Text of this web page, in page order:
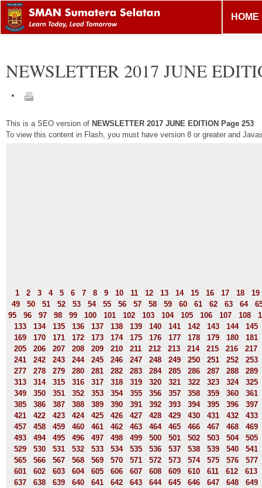
HOME
NEWSLETTER 2017 JUNE
This is a SEO version of NEWSLETTER 2017 JUNE EDITION Page 253
To view this content in Flash, you must have version 8 or greater and
1 2 3 4 5 6 7 8 9 10 11 12 13 14 15 16 17 18
19
49
50 51 52 53 54 55 56 57 58 59 60 61 62 63 64
95
96 97 98 99 100 101 102 103 104 105 106 107 108
133
134 135 136 137 138 139 140 141 142 143 144
145
169
170 171 172 173 174 175 176 177 178 179 180
181
205
206 207 208 209 210 211 212 213 214 215 216
217
241
242 243 244 245 246 247 248 249 250 251 252
253
277
278 279 280 281 282 283 284 285 286 287 288
289
313
314 315 316 317 318 319 320 321 322 323 324
325
349
350 351 352 353 354 355 356 357 358 359 360
361
385
386 387 388 389 390 391 392 393 394 395 396
397
421
422 423 424 425 426 427 428 429 430 431 432
433
457
458 459 460 461 462 463 464 465 466 467 468
469
493
494 495 496 497 498 499 500 501 502 503 504
505
529
530 531 532 533 534 535 536 537 538 539 540
541
565
566 567 568 569 570 571 572 573 574 575 576
577
601
602 603 604 605 606 607 608 609 610 611 612
613
637
638 639 640 641 642 643 644 645 646 647 648
649